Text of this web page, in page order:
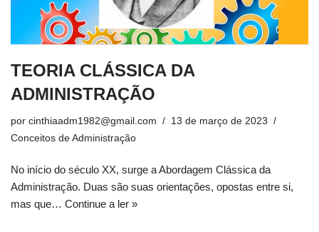
TEORIA CLÁSSICA DA
ADMINISTRAÇÃO
por cinthiaadm1982@gmail.com
13 de março de 2023
Conceitos de Administração
No início do século XX, surge a Abordagem Clássica da
Administração. Duas são suas orientações, opostas entre si,
mas que… Continue a ler »